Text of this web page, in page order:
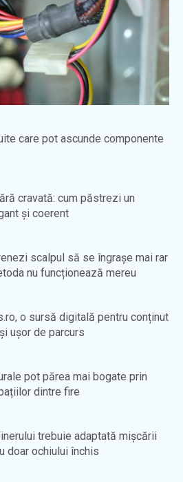
care pot ascunde componente
cravată: cum păstrezi un
și coerent
scalpul să se îngrașe mai rar
nu funcționează mereu
o sursă digitală pentru conținut
ușor de parcurs
pot părea mai bogate prin
dintre fire
trebuie adaptată mișcării
doar ochiului închis